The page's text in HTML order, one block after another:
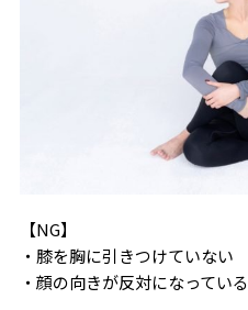
【NG】
・膝を胸に引きつけていない
・顔の向きが反対になっている